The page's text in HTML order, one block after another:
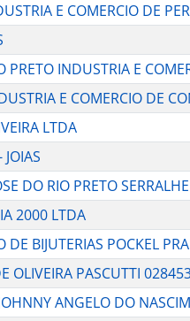
E COMERCIO DE
PRETO INDUSTRIA E
E COMERCIO DE
LTDA
DO RIO PRETO
2000 LTDA
DE BIJUTERIAS POCKEL
OLIVEIRA PASCUTTI
ANGELO DO